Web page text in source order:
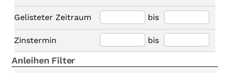
Gelisteter Zeitraum bis
Zinstermin bis
Anleihen Filter